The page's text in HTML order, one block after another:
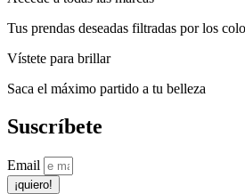
Tus prendas deseadas filtradas por los
Vístete para brillar
Saca el máximo partido a tu belleza
Suscríbete
Email
¡quiero!